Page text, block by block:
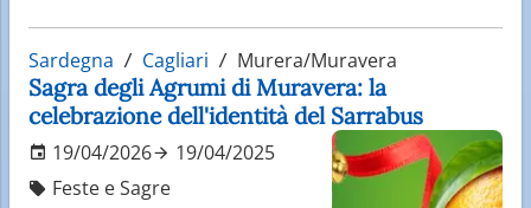
Sardegna Cagliari Murera/Muravera
Sagra degli Agrumi di Muravera: la
celebrazione dell'identità del Sarrabus
19/04/2026
19/04/2025
Feste e Sagre